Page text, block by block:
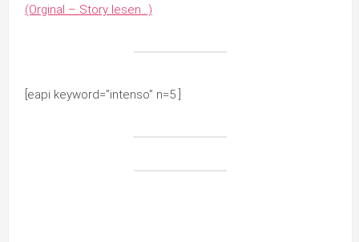
(Orginal – Story lesen…)
[eapi keyword=”intenso” n=5 ]